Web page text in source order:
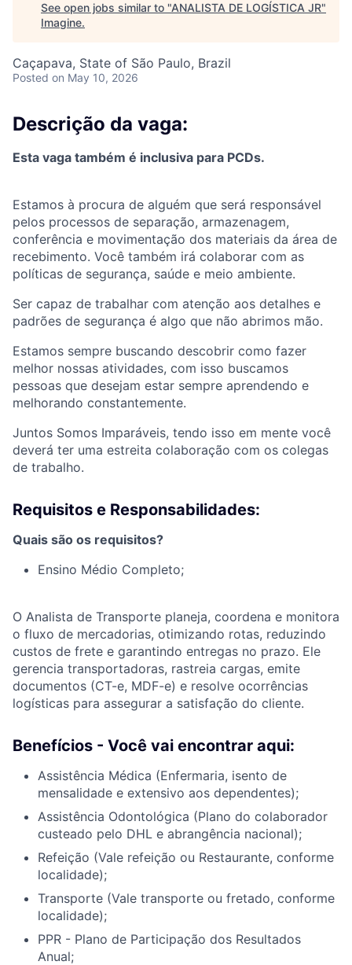
See open jobs similar to "ANALISTA DE LOGÍSTICA JR"
Imagine.
Caçapava, State of São Paulo, Brazil
Posted on May 10, 2026
Descrição da vaga:
Esta vaga também é inclusiva para PCDs.
Estamos à procura de alguém que será responsável
pelos processos de separação, armazenagem,
conferência e movimentação dos materiais da área de
recebimento. Você também irá colaborar com as
políticas de segurança, saúde e meio ambiente.
Ser capaz de trabalhar com atenção aos detalhes e
padrões de segurança é algo que não abrimos mão.
Estamos sempre buscando descobrir como fazer
melhor nossas atividades, com isso buscamos
pessoas que desejam estar sempre aprendendo e
melhorando constantemente.
Juntos Somos Imparáveis, tendo isso em mente você
deverá ter uma estreita colaboração com os colegas
de trabalho.
Requisitos e Responsabilidades:
Quais são os requisitos?
Ensino Médio Completo;
O Analista de Transporte planeja, coordena e monitora
o fluxo de mercadorias, otimizando rotas, reduzindo
custos de frete e garantindo entregas no prazo. Ele
gerencia transportadoras, rastreia cargas, emite
documentos (CT-e, MDF-e) e resolve ocorrências
logísticas para assegurar a satisfação do cliente.
Benefícios - Você vai encontrar aqui:
Assistência Médica (Enfermaria, isento de
mensalidade e extensivo aos dependentes);
Assistência Odontológica (Plano do colaborador
custeado pelo DHL e abrangência nacional);
Refeição (Vale refeição ou Restaurante, conforme
localidade);
Transporte (Vale transporte ou fretado, conforme
localidade);
PPR - Plano de Participação dos Resultados
Anual;